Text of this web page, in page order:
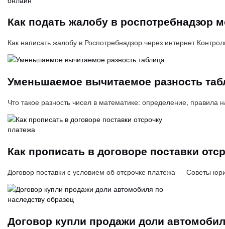
Как подать жалобу в роспотребнадзор
Как написать жалобу в Роспотребнадзор через интернет
Уменьшаемое вычитаемое разность
Что такое разность чисел в математике: определение,
Как прописать в договоре поставки
Договор поставки с условием об отсрочке платежа — Советы
Договор купли продажи доли